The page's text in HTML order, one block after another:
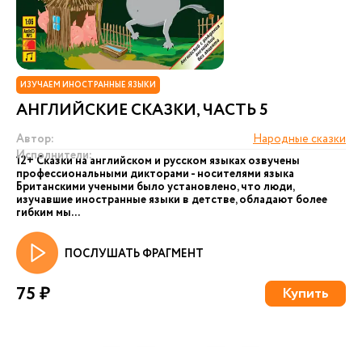
ИЗУЧАЕМ ИНОСТРАННЫЕ ЯЗЫКИ
АНГЛИЙСКИЕ СКАЗКИ, ЧАСТЬ 5
Автор:
Народные сказки
Исполнители:
12+ Сказки на английском и русском языках озвучены
профессиональными дикторами - носителями языка
Британскими учеными было установлено, что люди,
изучавшие иностранные языки в детстве, обладают более
гибким мы...
ПОСЛУШАТЬ ФРАГМЕНТ
75 ₽ Купить